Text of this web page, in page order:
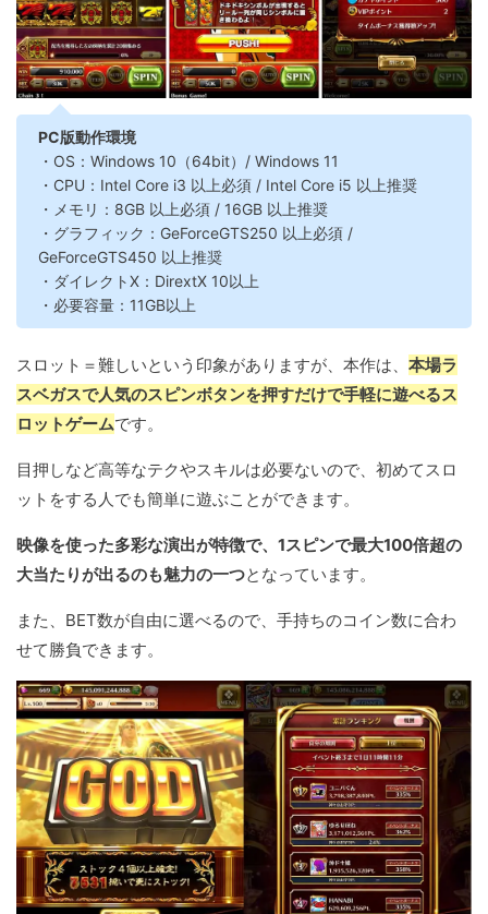
PC版動作環境
・OS：Windows 10（64bit）/ Windows 11
・CPU：Intel Core i3 以上必須 / Intel Core i5 以上推奨
・メモリ：8GB 以上必須 / 16GB 以上推奨
・グラフィック：GeForceGTS250 以上必須 /
GeForceGTS450 以上推奨
・ダイレクトX：DirextX 10以上
・必要容量：11GB以上
スロット＝難しいという印象がありますが、本作は、 本場ラ
スベガスで人気のスピンボタンを押すだけで手軽に遊べるス
ロットゲームです。
目押しなど高等なテクやスキルは必要ないので、初めてスロ
ットをする人でも簡単に遊ぶことができます。
映像を使った多彩な演出が特徴で、1スピンで最大100倍超の
大当たりが出るのも魅力の一つとなっています。
また、BET数が自由に選べるので、手持ちのコイン数に合わ
せて勝負できます。